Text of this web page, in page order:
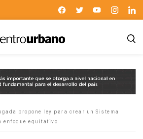
propone ley para crear un Sistema
enfoque equitativo